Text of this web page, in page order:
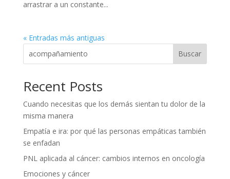
arrastrar a un constante...
« Entradas más antiguas
Buscar
Recent Posts
Cuando necesitas que los demás sientan tu dolor de la
misma manera
Empatía e ira: por qué las personas empáticas también
se enfadan
PNL aplicada al cáncer: cambios internos en oncología
Emociones y cáncer